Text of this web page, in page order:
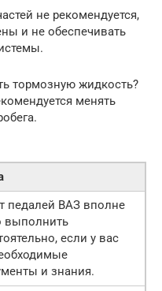
не рекомендуется,
и не обеспечивать
тормозную жидкость?
менять
педалей ВАЗ вполне
выполнить
если у вас
и знания.